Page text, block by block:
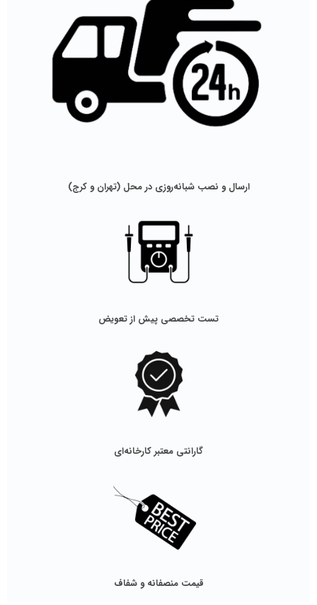
ارسال و نصب شبانه‌روزی در محل (تهران و کرج)
تست تخصصی پیش از تعویض
گارانتی معتبر کارخانه‌ای
قیمت منصفانه و شفاف